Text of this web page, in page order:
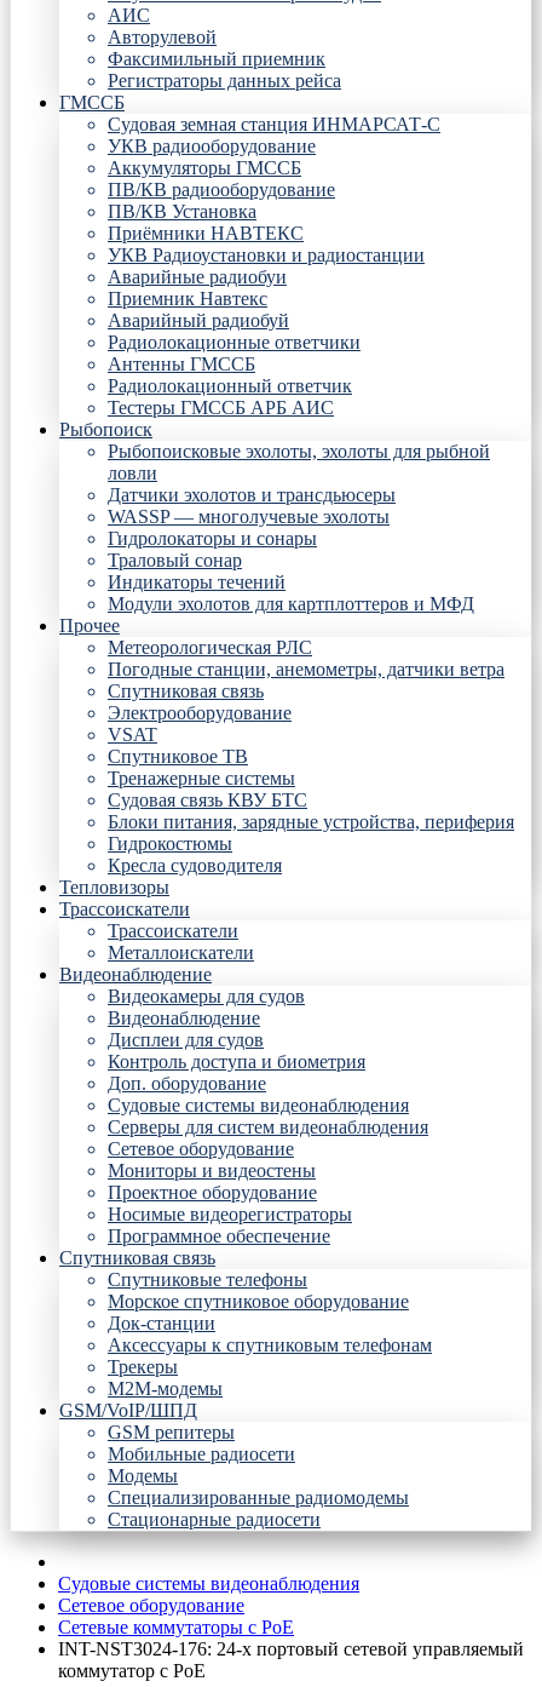
АИС
Авторулевой
Факсимильный приемник
Регистраторы данных рейса
ГМССБ
Судовая земная станция ИНМАРСАТ-С
УКВ радиооборудование
Аккумуляторы ГМССБ
ПВ/КВ радиооборудование
ПВ/КВ Установка
Приёмники НАВТЕКС
УКВ Радиоустановки и радиостанции
Аварийные радиобуи
Приемник Навтекс
Аварийный радиобуй
Радиолокационные ответчики
Антенны ГМССБ
Радиолокационный ответчик
Тестеры ГМССБ АРБ АИС
Рыбопоиск
Рыбопоисковые эхолоты, эхолоты для рыбной
ловли
Датчики эхолотов и трансдьюсеры
WASSP — многолучевые эхолоты
Гидролокаторы и сонары
Траловый сонар
Индикаторы течений
Модули эхолотов для картплоттеров и МФД
Прочее
Метеорологическая РЛС
Погодные станции, анемометры, датчики ветра
Спутниковая связь
Электрооборудование
VSAT
Спутниковое ТВ
Тренажерные системы
Судовая связь КВУ БТС
Блоки питания, зарядные устройства, периферия
Гидрокостюмы
Кресла судоводителя
Тепловизоры
Трассоискатели
Трассоискатели
Металлоискатели
Видеонаблюдение
Видеокамеры для судов
Видеонаблюдение
Дисплеи для судов
Контроль доступа и биометрия
Доп. оборудование
Судовые системы видеонаблюдения
Серверы для систем видеонаблюдения
Сетевое оборудование
Мониторы и видеостены
Проектное оборудование
Носимые видеорегистраторы
Программное обеспечение
Спутниковая связь
Спутниковые телефоны
Морское спутниковое оборудование
Док-станции
Аксессуары к спутниковым телефонам
Трекеры
М2М-модемы
GSM/VoIP/ШПД
GSM репитеры
Мобильные радиосети
Модемы
Специализированные радиомодемы
Стационарные радиосети
Судовые системы видеонаблюдения
Сетевое оборудование
Сетевые коммутаторы с PoE
INT-NST3024-176: 24-х портовый сетевой управляемый
коммутатор с PoE